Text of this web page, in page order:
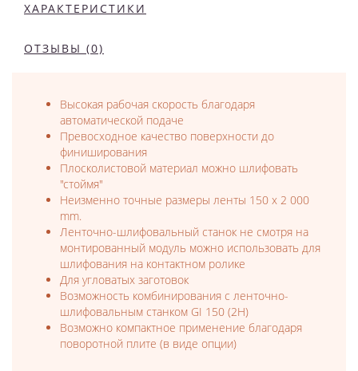
ХАРАКТЕРИСТИКИ
ОТЗЫВЫ (0)
Высокая рабочая скорость благодаря
автоматической подаче
Превосходное качество поверхности до
финиширования
Плосколистовой материал можно шлифовать
"стоймя"
Неизменно точные размеры ленты 150 x 2 000
mm.
Ленточно-шлифовальный станок не смотря на
монтированный модуль можно использовать для
шлифования на контактном ролике
Для угловатых заготовок
Возможность комбинирования с ленточно-
шлифовальным станком GI 150 (2H)
Возможно компактное применение благодаря
поворотной плите (в виде опции)